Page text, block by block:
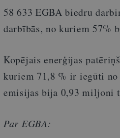
58 633 EGBA biedru
darbībās, no kuriem 57%
Kopējais enerģijas
kuriem 71,8 % ir iegūti
emisijas bija 0,93 miljoni
Par EGBA: